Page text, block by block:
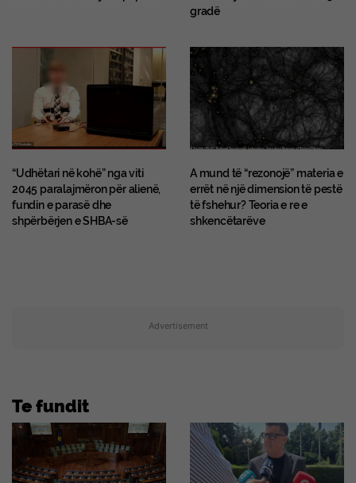
gradë
“Udhëtari në kohë” nga viti
2045 paralajmëron për alienë,
fundin e parasë dhe
shpërbërjen e SHBA-së
A mund të “rezonojë” materia e
errët në një dimension të pestë
të fshehur? Teoria e re e
shkencëtarëve
Advertisement
Te fundit